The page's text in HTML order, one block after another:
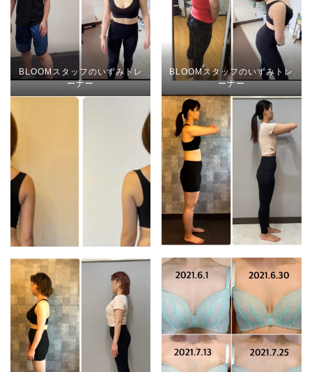
BLOOMスタッフのいずみトレ
ーナー
BLOOMスタッフのいずみトレ
ーナー